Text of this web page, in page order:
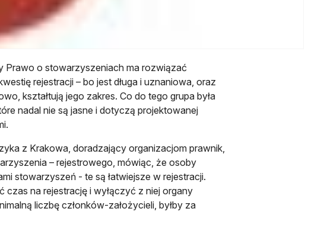
o stowarzyszeniach ma rozwiązać
rejestracji – bo jest długa i uznaniowa, oraz
kształtują jego zakres. Co do tego grupa była
nadal nie są jasne i dotyczą projektowanej
z Krakowa, doradzający organizacjom prawnik,
– rejestrowego, mówiąc, że osoby
stowarzyszeń - te są łatwiejsze w rejestracji.
czas na rejestrację i wyłączyć z niej organy
liczbę członków-założycieli, byłby za